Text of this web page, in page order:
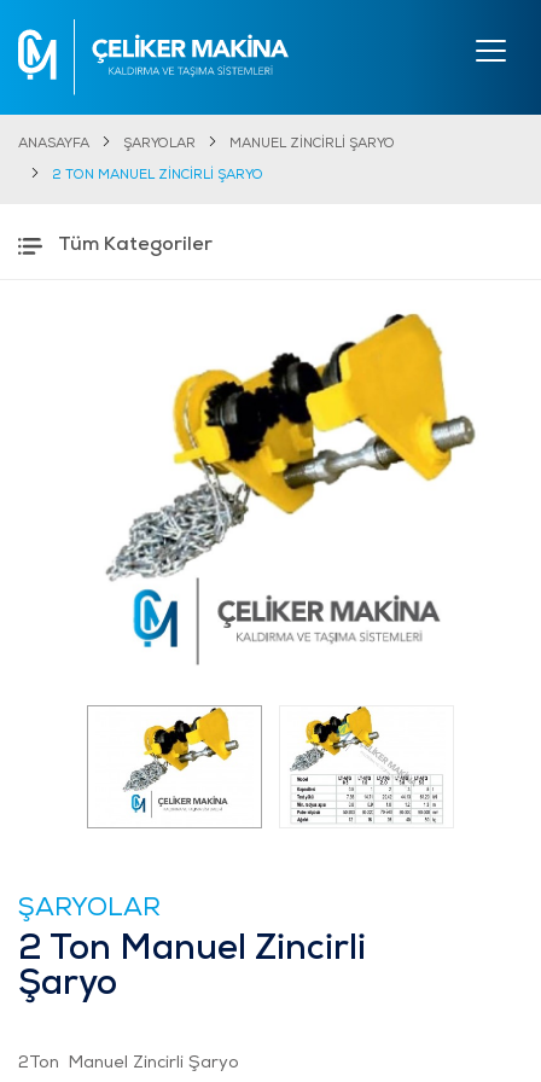
ANASAYFA ŞARYOLAR MANUEL ZİNCİRLİ ŞARYO
2 TON MANUEL ZİNCİRLİ ŞARYO
Tüm Kategoriler
ŞARYOLAR
2 Ton Manuel Zincirli
Şaryo
2Ton Manuel Zincirli Şaryo